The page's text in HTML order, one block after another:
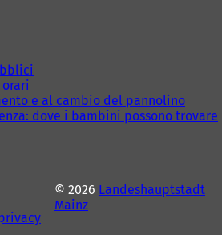
e al cambio del pannolino
dove i bambini possono trovare
© 2026 Landeshauptstadt
Mainz